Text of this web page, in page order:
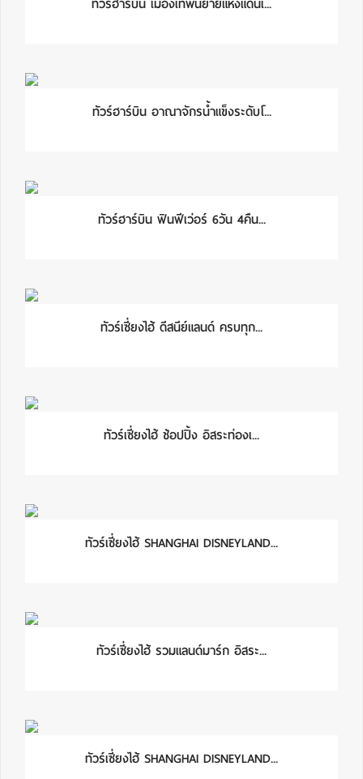
ทัวร์ฮาร์บิน อาณาจักรน้ำแข็งระดับโ...
ทัวร์ฮาร์บิน ฟินฟีเว่อร์ 6วัน 4คืน...
ทัวร์เซี่ยงไฮ้ ดีสนีย์แลนด์ ครบทุก...
ทัวร์เซี่ยงไฮ้ ช้อปปิ้ง อิสระท่องเ...
ทัวร์เซี่ยงไฮ้ SHANGHAI DISNEYLAND...
ทัวร์เซี่ยงไฮ้ รวมแลนด์มาร์ก อิสระ...
ทัวร์เซี่ยงไฮ้ SHANGHAI DISNEYLAND...